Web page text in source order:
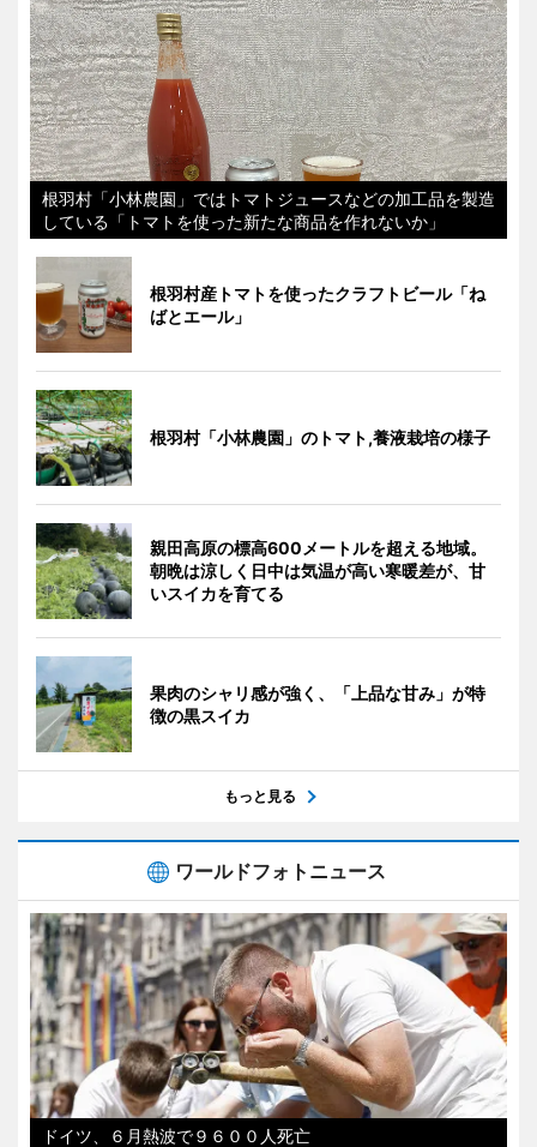
根羽村「小林農園」ではトマトジュースなどの加工品を製造
している「トマトを使った新たな商品を作れないか」
根羽村産トマトを使ったクラフトビール「ね
ばとエール」
根羽村「小林農園」のトマト,養液栽培の様子
親田高原の標高600メートルを超える地域。
朝晩は涼しく日中は気温が高い寒暖差が、甘
いスイカを育てる
果肉のシャリ感が強く、「上品な甘み」が特
徴の黒スイカ
もっと見る
ワールドフォトニュース
ドイツ、６月熱波で９６００人死亡